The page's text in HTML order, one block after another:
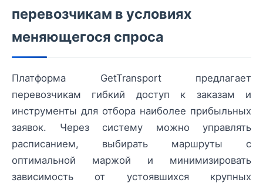
перевозчикам в условиях
меняющегося спроса
Платформа GetTransport предлагает
перевозчикам гибкий доступ к заказам и
инструменты для отбора наиболее прибыльных
заявок. Через систему можно управлять
расписанием, выбирать маршруты с
оптимальной маржой и минимизировать
зависимость от устоявшихся крупных